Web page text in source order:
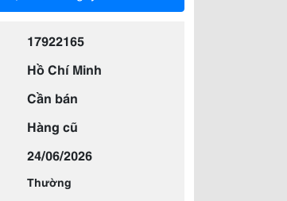
17922165
Hồ Chí Minh
Cần bán
Hàng cũ
24/06/2026
Thường